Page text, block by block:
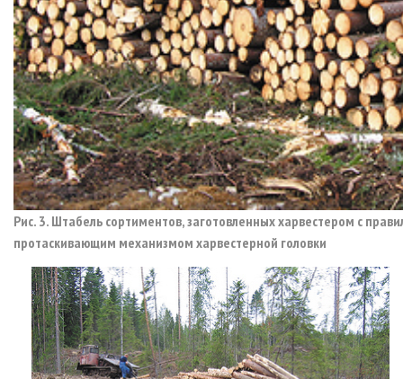
Рис. 3. Штабель сортиментов, заготовленных харвестером с
протаскивающим механизмом харвестерной головки